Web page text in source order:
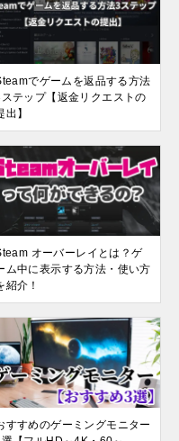
でゲームを返品する方法
テップ【返金リクエストの
出】
オーバーレイとは？ゲ
ム中に表示する方法・使い方
紹介！
すすめのゲーミングモニター